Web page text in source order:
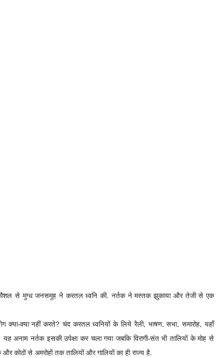
से मुग्ध जनसमूह ने करतल ध्वनि की. नर्तक ने मस्तक झुकाया और तेजी से एक
क्या-क्या नहीं करते? चंद करतल ध्वनियों के लिये रैली, भाषण, सभा, समारोह, यहाँ
अनाम नर्तक इसकी उपेक्षा कर चला गया जबकि विरागी-संत भी तालियों के मोह से
कोठों से अमरोहों तक तालियों और गालियों का ही राज्य है.